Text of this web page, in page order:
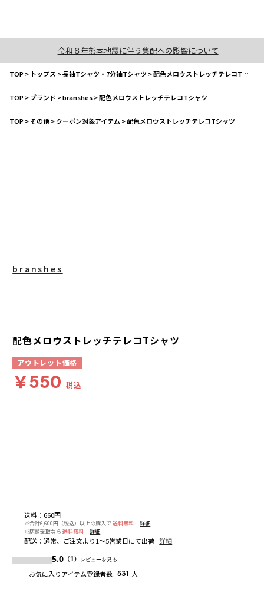
令和８年熊本地震に伴う集配への影響について
TOP> トップス >長袖Tシャツ・7分袖Tシャツ >配色メロウストレッチテレコTシャツ
TOP>ブランド >branshes>配色メロウストレッチテレコTシャツ
TOP>その他>クーポン対象アイテム >配色メロウストレッチテレコTシャツ
送料 ： 660円
※合計6,600円（税込）以上の購入で 送料無料
詳細
※店頭受取なら 送料無料 詳細
配送 ：通常、ご注文より1～5営業日にて出荷 詳細
5.0 （1） レビューを見る
お気に入りアイテム登録者数 531 人
branshes
配色メロウストレッチテレコTシャツ
アウトレット価格
￥550 税込